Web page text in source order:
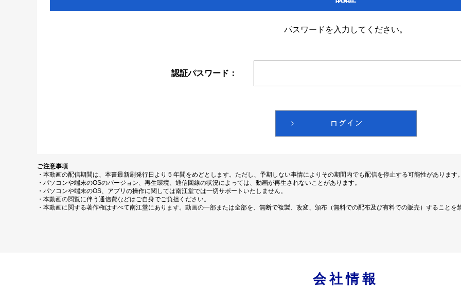
パスワードを入力してください。
認証パスワード：
ご注意事項
・本動画の配信期間は、本書最新刷発行日より 5 年間をめどとします。ただし、予期しない事情によりその期間内でも配信を停止する可能性があります。
・パソコンや端末のOSのバージョン、再生環境、通信回線の状況によっては、動画が再生されないことがあります。
・パソコンや端末のOS、アプリの操作に関しては南江堂では一切サポートいたしません。
・本動画の閲覧に伴う通信費などはご自身でご負担ください。
・本動画に関する著作権はすべて南江堂にあります。動画の一部または全部を、無断で複製、改変、頒布（無料での配布及び有料での販売）することを
会社情報